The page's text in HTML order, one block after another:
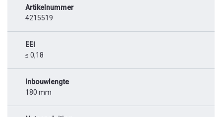
Artikelnummer
4215519
EEI
≤ 0,18
Inbouwlengte
180 mm